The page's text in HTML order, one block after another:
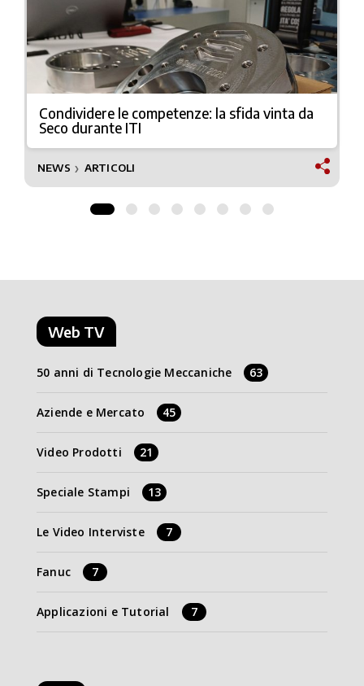
Condividere le competenze: la sfida vinta da
Seco durante ITI
NEWS ❯ ARTICOLI
Web TV
50 anni di Tecnologie Meccaniche 63
Aziende e Mercato 45
Video Prodotti 21
Speciale Stampi 13
Le Video Interviste 7
Fanuc 7
Applicazioni e Tutorial 7